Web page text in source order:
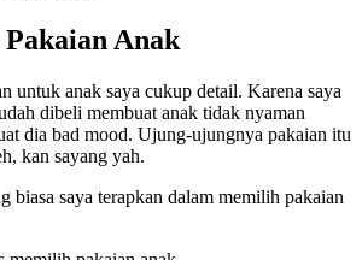
Anak
untuk anak saya cukup detail. Karena saya
dibeli membuat anak tidak nyaman
dia bad mood. Ujung-ujungnya pakaian itu
kan sayang yah.
biasa saya terapkan dalam memilih pakaian